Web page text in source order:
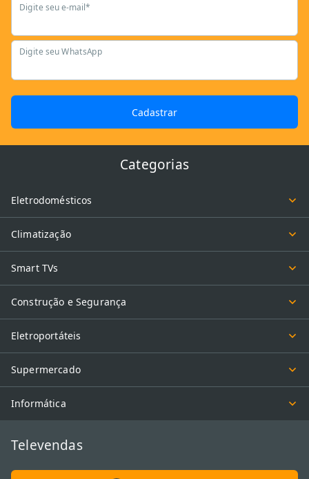
Digite seu e-mail*
Digite seu WhatsApp
Cadastrar
Categorias
Eletrodomésticos
Climatização
Smart TVs
Construção e Segurança
Eletroportáteis
Supermercado
Informática
Televendas